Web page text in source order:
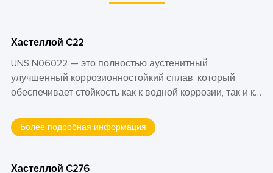
Хастеллой C22
UNS N06022 — это полностью аустенитный
улучшенный коррозионностойкий сплав, который
обеспечивает стойкость как к водной коррозии, так и к
общую коррозию, точечную коррозию, щелевую
коррозию, межкристаллитное воздействие и
Hastelloy C-22 обычно содержит 22% хрома, 14%
Более подробная информация
Хастеллой C276